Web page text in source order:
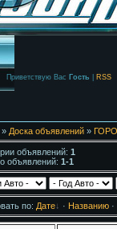
Приветствую Вас Гость RSS
Доска объявлений»
объявлений: 1
объявлений: 1-1
по: Дате · Названию·